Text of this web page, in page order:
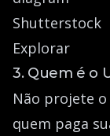
Shutterstock
Explorar
3. Quem é o
Não projete
quem paga